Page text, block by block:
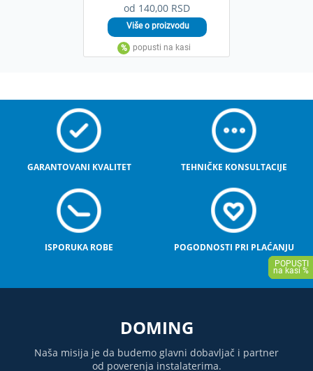
od 140,00 RSD
GARANTOVANI KVALITET TEHNIČKE KONSULTACIJE
ISPORUKA ROBE POGODNOSTI PRI PLAĆANJU
DOMING
Naša misija je da budemo glavni dobavljač i partner
od poverenja instalaterima.